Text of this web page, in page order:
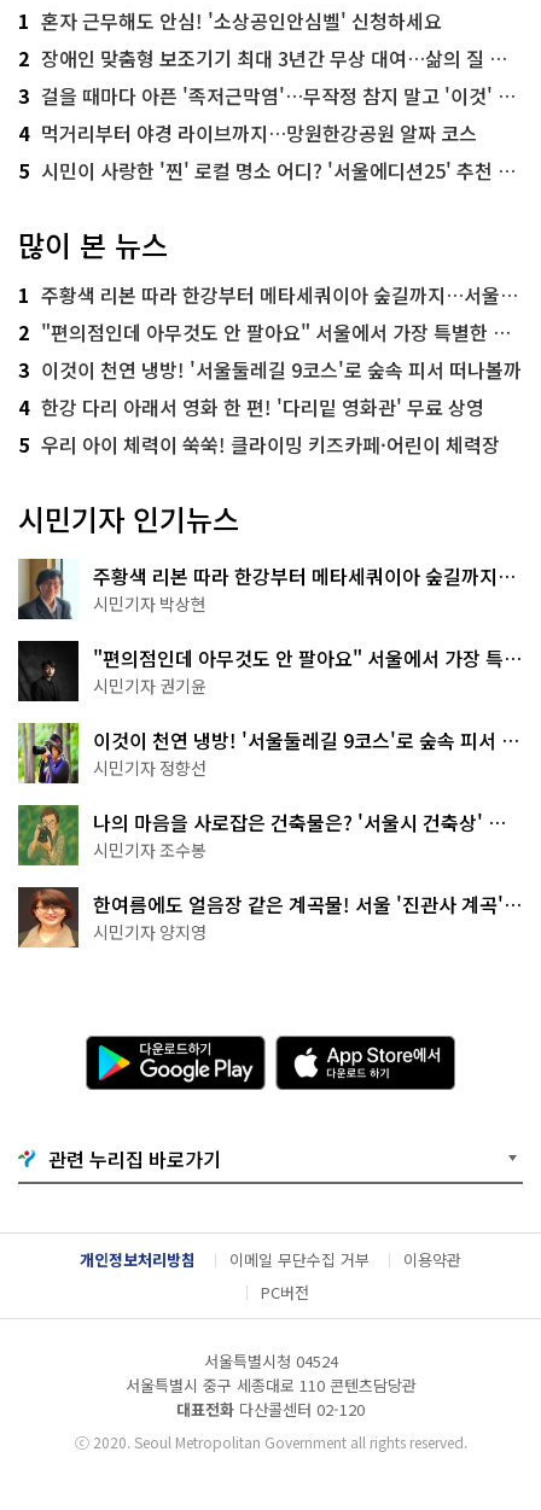
1 혼자 근무해도 안심! '소상공인안심벨' 신청하세요
2 장애인 맞춤형 보조기기 최대 3년간 무상 대여…삶의 질 높인다
3 걸을 때마다 아픈 '족저근막염'…무작정 참지 말고 '이것' 해보세요!
4 먹거리부터 야경 라이브까지…망원한강공원 알짜 코스
5 시민이 사랑한 '찐' 로컬 명소 어디? '서울에디션25' 추천 코스
많이 본 뉴스
1 주황색 리본 따라 한강부터 메타세쿼이아 숲길까지…서울둘레길 15코스
2 "편의점인데 아무것도 안 팔아요" 서울에서 가장 특별한 편의점의 정체
3 이것이 천연 냉방! '서울둘레길 9코스'로 숲속 피서 떠나볼까
4 한강 다리 아래서 영화 한 편! '다리밑 영화관' 무료 상영
5 우리 아이 체력이 쑥쑥! 클라이밍 키즈카페·어린이 체력장
시민기자 인기뉴스
주황색 리본 따라 한강부터 메타세쿼이아 숲길까지…
서울둘레길 15코스
시민기자 박상현
"편의점인데 아무것도 안 팔아요" 서울에서 가장 특별
한 편의점의 정체
시민기자 권기윤
이것이 천연 냉방! '서울둘레길 9코스'로 숲속 피서 떠
나볼까
시민기자 정향선
나의 마음을 사로잡은 건축물은? '서울시 건축상' 수
상작 공개!
시민기자 조수봉
한여름에도 얼음장 같은 계곡물! 서울 '진관사 계곡'이
천국이네~
시민기자 양지영
다
운
로
기
G
o
g
l
e
A
p
p
e
서
다
운
관련 누리집 바로가기
개인정보처리방침 이메일 무단수집 거부
이용약관
PC버전
서울특별시청 04524
서울특별시 중구 세종대로 110 콘텐츠담당관
대표전화 다산콜센터 02-120
ⓒ2020. Seoul Metropolitan Government all rights reserved.